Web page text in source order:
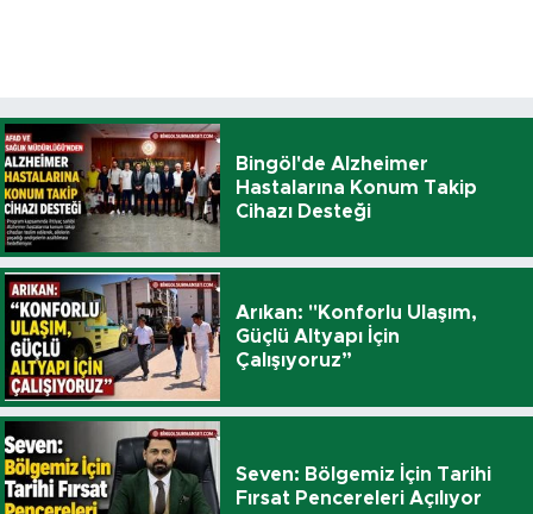
Bingöl'de Alzheimer
Hastalarına Konum Takip
Cihazı Desteği
Arıkan: "Konforlu Ulaşım,
Güçlü Altyapı İçin
Çalışıyoruz”
Seven: Bölgemiz İçin Tarihi
Fırsat Pencereleri Açılıyor